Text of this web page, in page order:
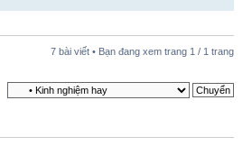
7 bài viết • Bạn đang xem trang 1 / 1 trang